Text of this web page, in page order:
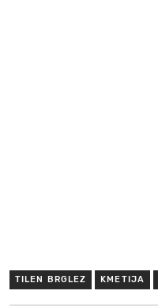
TILEN BRGLEZ KMETIJA